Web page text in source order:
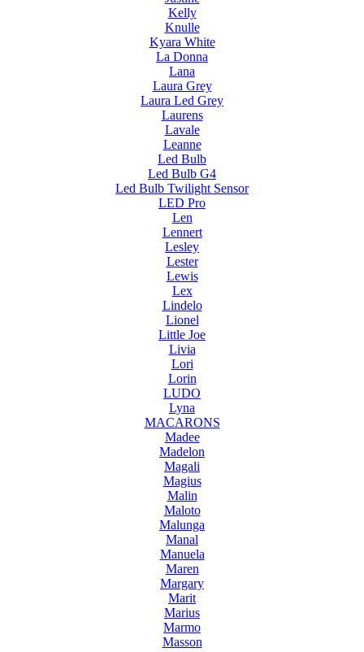
Kelly
Knulle
Kyara White
La Donna
Lana
Laura Grey
Laura Led Grey
Laurens
Lavale
Leanne
Led Bulb
Led Bulb G4
Led Bulb Twilight Sensor
LED Pro
Len
Lennert
Lesley
Lester
Lewis
Lex
Lindelo
Lionel
Little Joe
Livia
Lori
Lorin
LUDO
Lyna
MACARONS
Madee
Madelon
Magali
Magius
Malin
Maloto
Malunga
Manal
Manuela
Maren
Margary
Marit
Marius
Marmo
Masson